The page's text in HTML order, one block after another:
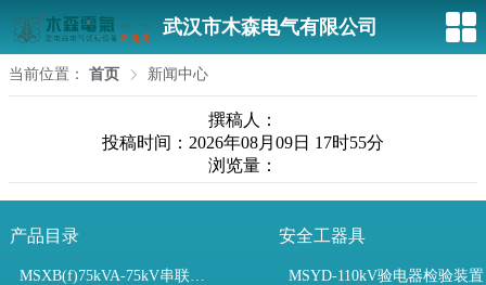
武汉市木森电气有限公司
当前位置： 首页 新闻中心
撰稿人：
投稿时间：2026年08月09日 17时55分
浏览量：
产品目录
MSXB(f)75kVA-75kV串联谐振装置
安全工器具
MSYD-110kV验电器检验装置